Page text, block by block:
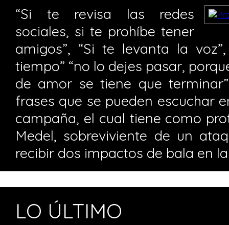
“Si te revisa las redes
sociales, si te prohíbe tener
amigos”, “Si te levanta la
tiempo” “no lo dejes pasar,
de amor se tiene que
frases que se pueden escuchar
campaña, el cual tiene como
Medel, sobreviviente de un
recibir dos impactos de bala en
LO ÚLTIMO